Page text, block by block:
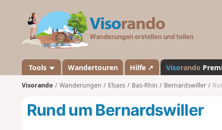
a
n
d
Tools Wandertouren Hilfe ↗ Visorando
Visorando Wanderungen Elsass Bas-Rhin Bernardswiller
Rund um Bernardswiller